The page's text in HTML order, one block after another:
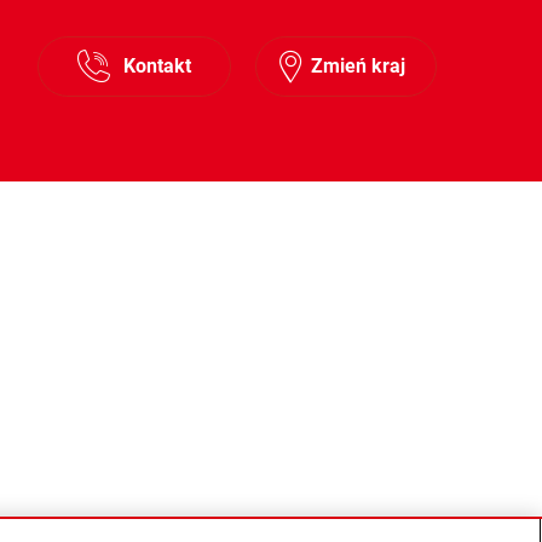
Kontakt Zmień kraj